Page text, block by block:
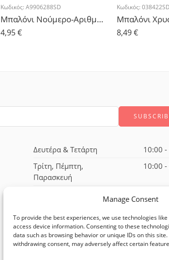
Manage Consent
To provide the best experiences, we use technologies
access device information. Consenting to these
data such as browsing behavior or unique IDs on this
withdrawing consent, may adversely affect certain
Κωδικός: A9906288SD
Μπαλόνι Νούμερο-Αριθμός 3 Ασημί 86x55cm
4,95€
Κωδικός: 038422SD
Μπαλόνι
8,49€
Δευτέρα & Τετάρτη
10:00 -
Τρίτη, Πέμπτη,
Παρασκευή
10:00 -